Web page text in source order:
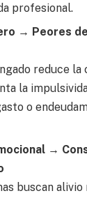
profesional.
→ Peores
reduce la
la
o
→
buscan